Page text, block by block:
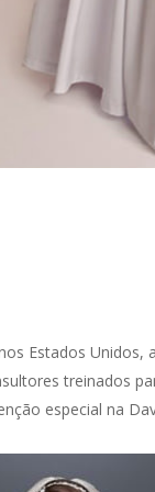
Estados Unidos, a
treinados
especial na